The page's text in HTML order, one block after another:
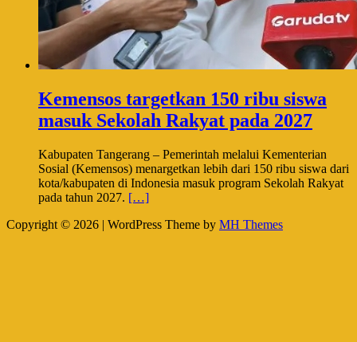
Kemensos targetkan 150 ribu siswa
masuk Sekolah Rakyat pada 2027
Kabupaten Tangerang – Pemerintah melalui Kementerian
Sosial (Kemensos) menargetkan lebih dari 150 ribu siswa dari
kota/kabupaten di Indonesia masuk program Sekolah Rakyat
pada tahun 2027. […]
Copyright © 2026 | WordPress Theme by MH Themes